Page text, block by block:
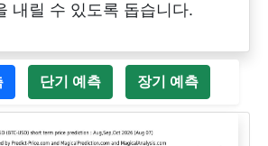
내릴 수 있도록 돕습니다.
단기 예측 장기 예측